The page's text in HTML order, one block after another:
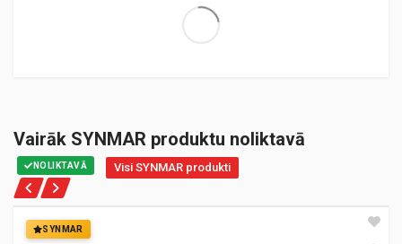
Extra Large
Vairāk SYNMAR produktu noliktavā
NOLIKTAVĀ Visi SYNMAR produkti
SYNMAR